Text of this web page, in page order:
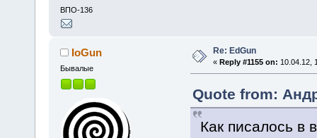
ВПО-136
IoGun
Бывалые
Re: EdGun
« Reply #1155 on: 10.04.12,
Quote from:
Как писалось в